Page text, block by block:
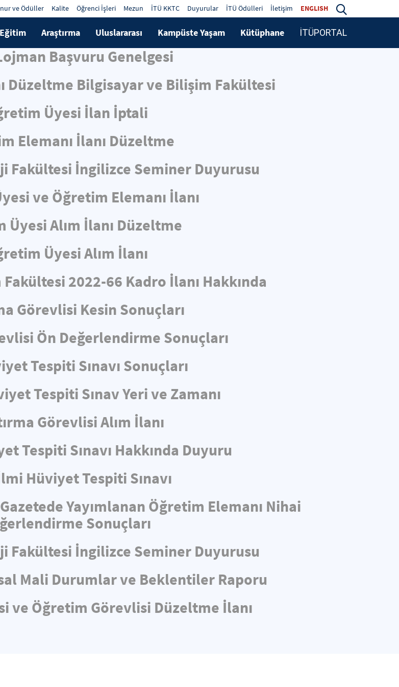
ve Ödüller Kalite Öğrenci İşleri Mezun İTÜ KKTC Duyurular İTÜ Ödülleri İletişim ENGLISH
Eğitim Araştırma Uluslararası Kampüste Yaşam Kütüphane İTÜPORTAL
Başvuru Genelgesi
Düzeltme Bilgisayar ve Bilişim Fakültesi
Üyesi İlan İptali
Elemanı İlanı Düzeltme
Fakültesi İngilizce Seminer Duyurusu
ve Öğretim Elemanı İlanı
Üyesi Alım İlanı Düzeltme
Üyesi Alım İlanı
2022-66 Kadro İlanı Hakkında
Görevlisi Kesin Sonuçları
Ön Değerlendirme Sonuçları
Tespiti Sınavı Sonuçları
Tespiti Sınav Yeri ve Zamanı
Görevlisi Alım İlanı
Tespiti Sınavı Hakkında Duyuru
Hüviyet Tespiti Sınavı
Yayımlanan Öğretim Elemanı Nihai
Sonuçları
Fakültesi İngilizce Seminer Duyurusu
Mali Durumlar ve Beklentiler Raporu
ve Öğretim Görevlisi Düzeltme İlanı